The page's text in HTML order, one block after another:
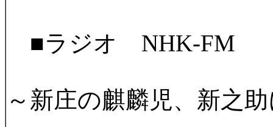
■ラジオ NHK-FM
～新庄の麒麟児、新之